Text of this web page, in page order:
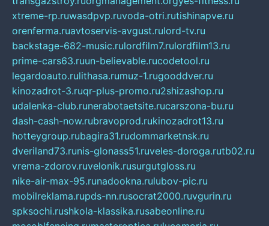
xtreme-rp.ruwasdpvp.ruvoda-otri.rutishinapve.ru
orenferma.ruavtoservis-avgust.rulord-tv.ru
backstage-682-music.rulordfilm7.rulordfilm13.ru
prime-cars63.ruun-believable.rucodetool.ru
legardoauto.rulithasa.rumuz-1.rugooddver.ru
kinozadrot-3.ruqr-plus-promo.ru2shizashop.ru
udalenka-club.runerabotaetsite.rucarszona-bu.ru
dash-cash-now.rubravoprod.rukinozadrot13.ru
hotteygroup.rubagira31.rudommarketnsk.ru
dveriland73.runis-glonass51.ruveles-doroga.rutb02.ru
vrema-zdorov.ruvelonik.rusurgutgloss.ru
nike-air-max-95.runadookna.rulubov-pic.ru
mobilreklama.rupds-nn.rusocrat2000.ruvgurin.ru
spksochi.rushkola-klassika.rusabeonline.ru